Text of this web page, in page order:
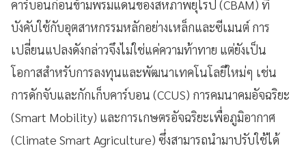
คาร์บอนก่อนข้ามพรมแดนของสหภาพยุโรป (CBAM) ที่
บังคับใช้กับอุตสาหกรรมหลักอย่างเหล็กและซีเมนต์ การ
เปลี่ยนแปลงดังกล่าวจึงไม่ใช่แค่ความท้าทาย แต่ยังเป็น
โอกาสสำหรับการลงทุนและพัฒนาเทคโนโลยีใหม่ๆ เช่น
การดักจับและกักเก็บคาร์บอน (CCUS) การคมนาคมอัจฉริยะ
(Smart Mobility) และการเกษตรอัจฉริยะเพื่อภูมิอากาศ
(Climate Smart Agriculture) ซึ่งสามารถนำมาปรับใช้ได้